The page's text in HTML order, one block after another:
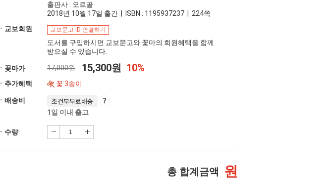
출판사 : 오르골
2018년 10월 17일 출간 | ISBN : 1195937237 | 224쪽
ㆍ교보회원
교보문고 ID 연결하기
도서를 구입하시면 교보문고와 꽃마의 회원혜택을 함께
받으실 수 있습니다.
ㆍ꽃마가 17,000원 15,300원 10%
ㆍ추가혜택 꽃 3송이
ㆍ배송비 조건부무료배송
1일 이내 출고
ㆍ수량
총 합계금액 원